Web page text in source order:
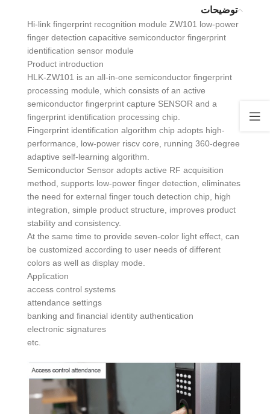
توضیحات
Hi-link fingerprint recognition module ZW101 low-power
finger detection capacitive semiconductor fingerprint
identification sensor module
Product introduction
HLK-ZW101 is an all-in-one semiconductor fingerprint
processing module, which consists of an active
semiconductor fingerprint capture SENSOR and a
fingerprint identification processing chip.
Fingerprint identification algorithm chip adopts high-
performance, low-power riscv core, running 360-degree
adaptive self-learning algorithm.
Semiconductor Sensor adopts active RF acquisition
method, supports low-power finger detection, eliminates
the need for external finger touch detection chip, high
integration, simple product structure, improves product
stability and consistency.
At the same time to provide seven-color light effect, can
be customized according to user needs of different
colors as well as display mode.
Application
access control systems
attendance settings
banking and financial identity authentication
electronic signatures
etc.